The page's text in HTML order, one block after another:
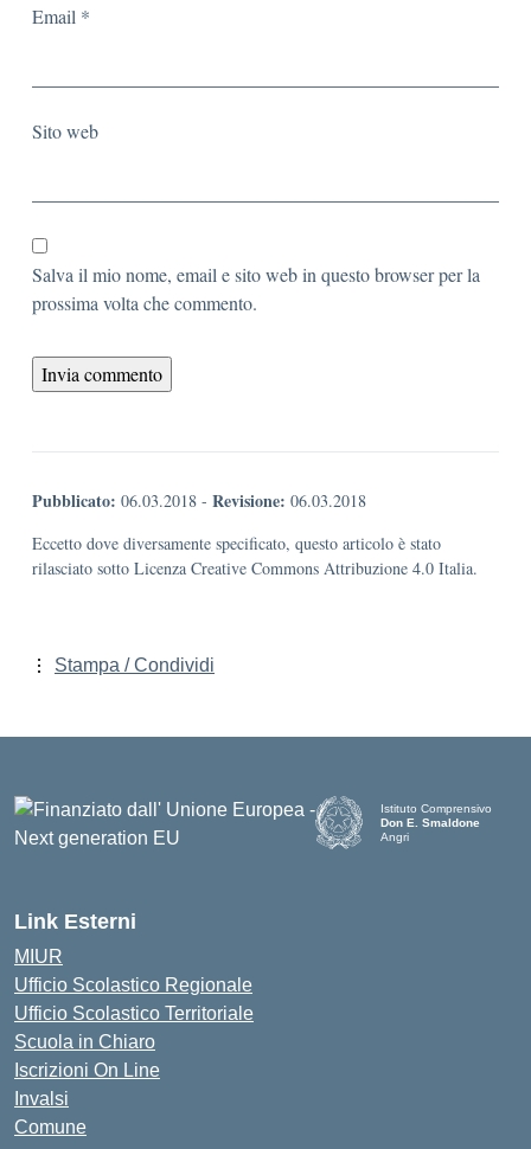
Email *
Sito web
Salva il mio nome, email e sito web in questo browser per la
prossima volta che commento.
Pubblicato: 06.03.2018 - Revisione: 06.03.2018
Eccetto dove diversamente specificato, questo articolo è stato
rilasciato sotto Licenza Creative Commons Attribuzione 4.0 Italia.
Stampa / Condividi
Istituto Comprensivo
Don E. Smaldone
Angri
Link Esterni
MIUR
Ufficio Scolastico Regionale
Ufficio Scolastico Territoriale
Scuola in Chiaro
Iscrizioni On Line
Invalsi
Comune